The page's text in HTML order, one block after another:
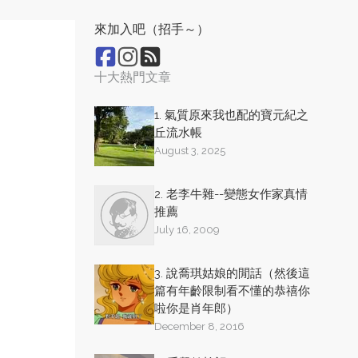
來加入吧（招手～）
十大熱門文章
1. 氣質原來我也配的寶元紀之
丘流水帳
August 3, 2025
2. 老李牛雜--變態女作家真情
推薦
July 16, 2009
3. 說喬琪姑娘的閒話（然後這
篇有年齡限制看不懂的恭禧你
啦你是肖年郎）
December 8, 2016